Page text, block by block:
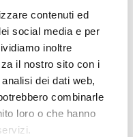
contenuti ed
social media e per
inoltre
il nostro sito con i
dei dati web,
combinarle
loro o che hanno
16, 34073 Grado